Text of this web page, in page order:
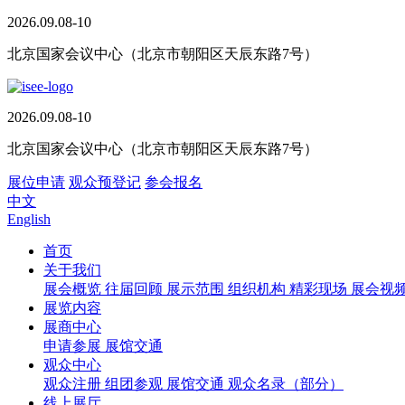
2026.09.08-10
北京国家会议中心（北京市朝阳区天辰东路7号）
2026.09.08-10
北京国家会议中心（北京市朝阳区天辰东路7号）
展位申请 观众预登记 参会报名
中文
English
首页
关于我们
展会概览 往届回顾 展示范围 组织机构 精彩现场 展会视
展览内容
展商中心
申请参展 展馆交通
观众中心
观众注册 组团参观 展馆交通 观众名录（部分）